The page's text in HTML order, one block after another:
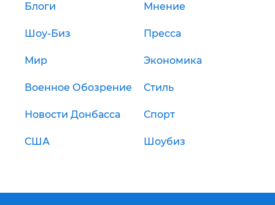
Блоги Мнение
Шоу-Биз Пресса
Мир Экономика
Военное Обозрение Стиль
Новости Донбасса Спорт
США Шоубиз